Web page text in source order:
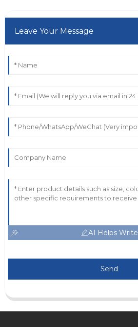
Leave Your Message
AI Helps Write
Send